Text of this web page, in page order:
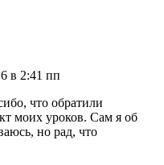
в 2:41 пп
что обратили
моих уроков. Сам я об
но рад, что